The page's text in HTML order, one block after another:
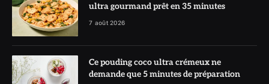
ultra gourmand prêt en 35 minutes
7 août 2026
Ce pouding coco ultra crémeux ne
demande que 5 minutes de préparation